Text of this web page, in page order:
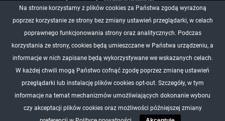
CDF Architekci
ul. Grunwaldzka 34 A
60-786 Poznań
T:61 860 21 21
E:info@cdf.net.pl
facebook
WDROŻENIE: MEDIAPRACOWNIA
Na stronie korzystamy z plików cookies za Państwa zgodą wyrażoną
poprzez korzystanie ze strony bez zmiany ustawień przeglądarki, w celach
poprawnego funkcjonowania strony oraz analitycznych. Podczas
korzystania ze strony, cookies będą umieszczane w Państwa urządzeniu, a
informacje w nich zapisane będą wykorzystywane we wskazanych celach.
W każdej chwili mogą Państwo cofnąć zgodę poprzez zmianę ustawień
przeglądarki lub instalację plików cookies opt-out. Szczegóły, w tym
informacje na temat mechanizmów umożliwiających dokonanie wyboru
czy akceptacji plików cookies oraz możliwości późniejszej zmiany